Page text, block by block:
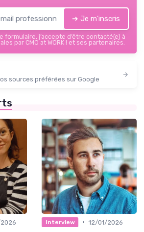
➔ Je m'inscris
formulaire, j’accepte d’être contacté(e) à
par CMO at WORK ! et ses partenaires.
sources préférées sur Google
Interview • 12/01/2026